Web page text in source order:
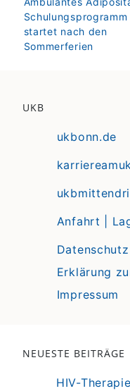
Schulungsprogramm
startet nach den
Sommerferien
UKB
ukbonn.de
Anfahrt |
Datenschutz
Erklärung
Impressum
NEUESTE BEITRÄGE
HIV-